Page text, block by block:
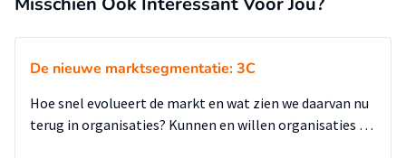
hand van deze eisen zijn er enkele concepten opgesteld.
variabele eisen gemeten zijn om tot de beste keuze te
komen. Uit Kesselring en verschillende afwegingen over de
De nieuwe marktsegmentatie: 3C
Hoe snel evolueert de markt en wat zien we daarvan nu
terug in organisaties? Kunnen en willen organisaties …